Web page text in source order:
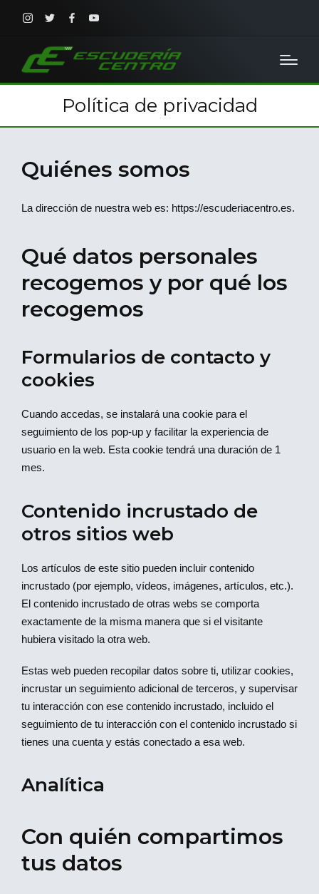
Instagram
TwitterFacebookYoutube
Política de privacidad
Quiénes somos
La dirección de nuestra web es: https://escuderiacentro.es.
Qué datos personales
recogemos y por qué los
recogemos
Formularios de contacto y
cookies
Cuando accedas, se instalará una cookie para el
seguimiento de los pop-up y facilitar la experiencia de
usuario en la web. Esta cookie tendrá una duración de 1
mes.
Contenido incrustado de
otros sitios web
Los artículos de este sitio pueden incluir contenido
incrustado (por ejemplo, vídeos, imágenes, artículos, etc.).
El contenido incrustado de otras webs se comporta
exactamente de la misma manera que si el visitante
hubiera visitado la otra web.
Estas web pueden recopilar datos sobre ti, utilizar cookies,
incrustar un seguimiento adicional de terceros, y supervisar
tu interacción con ese contenido incrustado, incluido el
seguimiento de tu interacción con el contenido incrustado si
tienes una cuenta y estás conectado a esa web.
Analítica
Con quién compartimos
tus datos